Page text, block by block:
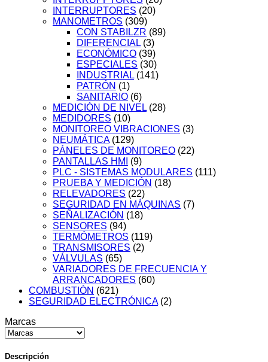
INTERRUPTORES (20)
MANOMETROS (309)
CON STABILZR (89)
DIFERENCIAL (3)
ECONÓMICO (39)
ESPECIALES (30)
INDUSTRIAL (141)
PATRÓN (1)
SANITARIO (6)
MEDICIÓN DE NIVEL (28)
MEDIDORES (10)
MONITOREO VIBRACIONES (3)
NEUMÁTICA (129)
PÁNELES DE MONITOREO (22)
PANTALLAS HMI
(9)
PLC - SISTEMAS MODULARES (111)
PRUEBA Y MEDICIÓN (18)
RELEVADORES (22)
SEGURIDAD EN MÁQUINAS (7)
SEÑALIZACIÓN (18)
SENSORES (94)
TERMÓMETROS (119)
TRANSMISORES (2)
VÁLVULAS (65)
VARIADORES DE FRECUENCIA Y
ARRANCADORES (60)
COMBUSTIÓN (621)
SEGURIDAD ELECTRÓNICA (2)
Marcas
Descripción